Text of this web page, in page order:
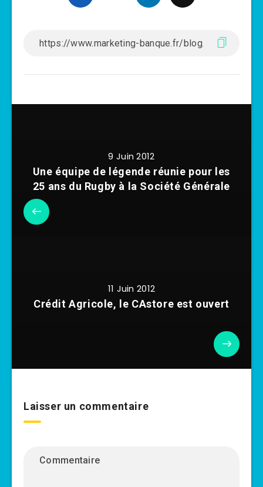
9 Juin 2012
Une équipe de légende réunie pour les
25 ans du Rugby à la Société Générale
11 Juin 2012
Crédit Agricole, le CAstore est ouvert
Laisser un commentaire